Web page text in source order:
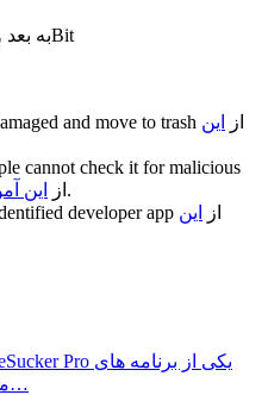
مناسب OS X 10.10 به بعد و پردازنده 64Bit
and move to trash از
این
cannot check it for malicious
از این
استفاده کنید.
developer app از
این
مطرح دانلود سایت برای مک…